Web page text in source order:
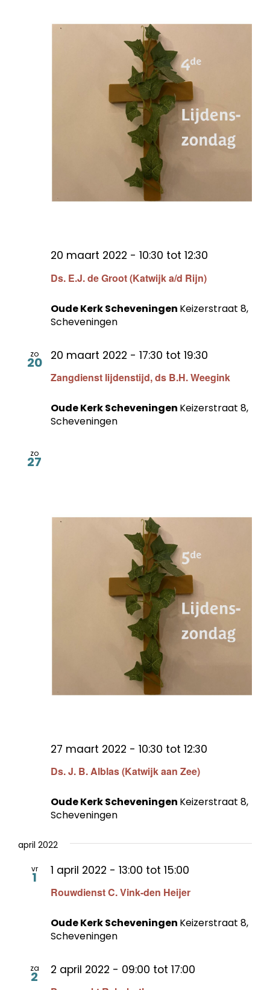
Ds. E.J. de Groot (Katwijk a/d Rijn)
20 maart 2022 - 10:30 tot 12:30
Oude Kerk Scheveningen Keizerstraat 8,
Scheveningen
zo
20
Zangdienst lijdenstijd, ds B.H. Weegink
20 maart 2022 - 17:30 tot 19:30
Oude Kerk Scheveningen Keizerstraat 8,
Scheveningen
zo
27
Ds. J. B. Alblas (Katwijk aan Zee)
27 maart 2022 - 10:30 tot 12:30
Oude Kerk Scheveningen Keizerstraat 8,
Scheveningen
april 2022
vr
1
Rouwdienst C. Vink-den Heijer
1 april 2022 - 13:00 tot 15:00
Oude Kerk Scheveningen Keizerstraat 8,
Scheveningen
za
2 2 april 2022 - 09:00 tot 17:00